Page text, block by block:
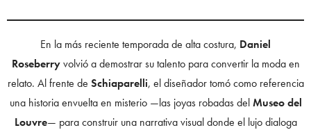
En la más reciente temporada de alta costura, Daniel
Roseberryvolvió a demostrar su talento para convertir la moda en
relato. Al frente de Schiaparelli, el diseñador tomó como referencia
una historia envuelta en misterio —las joyas robadas delMuseo del
Louvre— para construir una narrativa visual donde el lujo dialoga